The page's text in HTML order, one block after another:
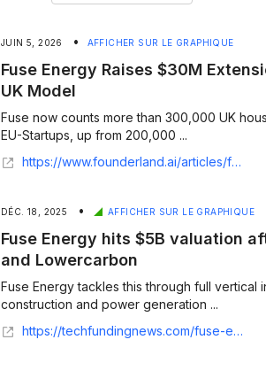
JUIN 5, 2026 • AFFICHER SUR LE GRAPHIQUE
Fuse Energy Raises $30M
UK Model
Fuse now counts more than 300,000 UK
EU-Startups, up from 200,000 ...
https://www.founderland.ai/articles/fuse-energy-raises-30m-extension-at-5b-valuation-to-scale-uk-mq0o19ns
DÉC. 18, 2025 • AFFICHER SUR LE GRAPHIQUE
Fuse Energy hits $5B valuation
and Lowercarbon
Fuse Energy tackles this through full vertical
construction and power generation ...
https://techfundingnews.com/fuse-energy-70m-raise-5bn-valuation-ex-revolut-execs/